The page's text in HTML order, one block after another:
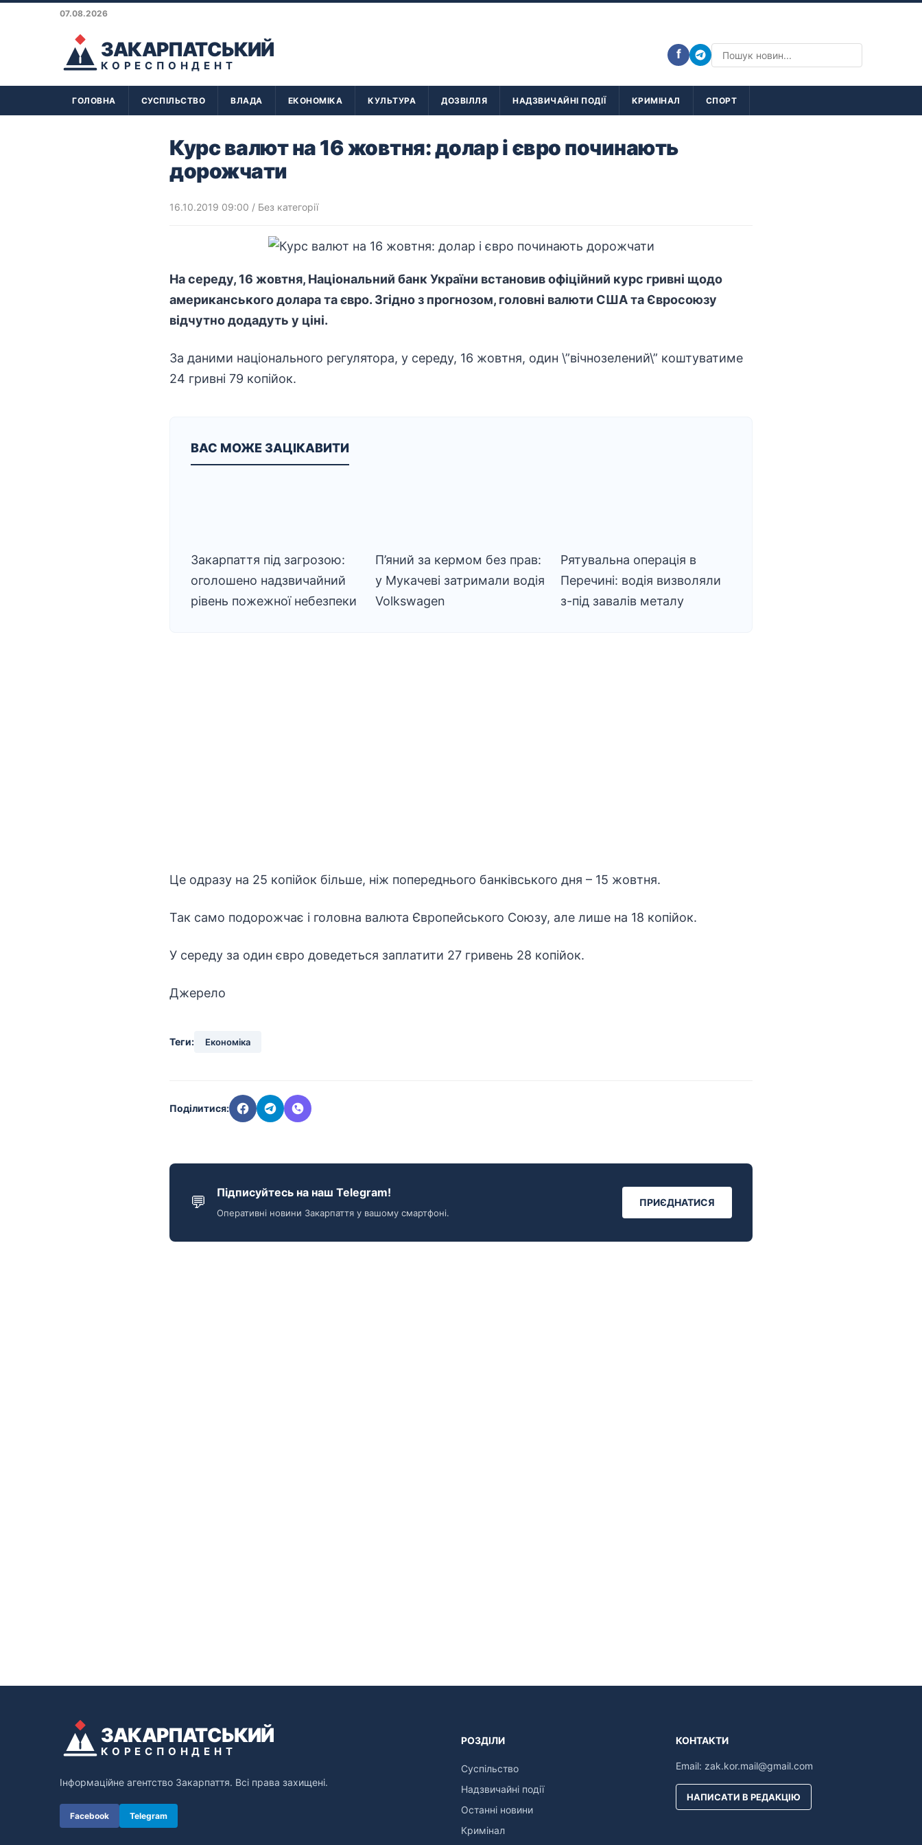
07.08.2026
ЗАКАРПАТСЬКИЙ
КОРЕСПОНДЕНТ
f
ГОЛОВНА СУСПІЛЬСТВО ВЛАДА ЕКОНОМІКА КУЛЬТУРА ДОЗВІЛЛЯ НАДЗВИЧАЙНІ ПОДІЇ КРИМІНАЛ СПОРТ
Курс валют на 16 жовтня: долар і євро починають
дорожчати
16.10.2019 09:00 / Без категорії
На середу, 16 жовтня, Національний банк України встановив офіційний курс гривні щодо
американського долара та євро. Згідно з прогнозом, головні валюти США та Євросоюзу
відчутно додадуть у ціні.
За даними національного регулятора, у середу, 16 жовтня, один \”вічнозелений\” коштуватиме
24 гривні 79 копійок.
ВАС МОЖЕ ЗАЦІКАВИТИ
Закарпаття під загрозою:
оголошено надзвичайний
рівень пожежної небезпеки
П’яний за кермом без прав:
у Мукачеві затримали водія
Volkswagen
Рятувальна операція в
Перечині: водія визволяли
з-під завалів металу
Це одразу на 25 копійок більше, ніж попереднього банківського дня – 15 жовтня.
Так само подорожчає і головна валюта Європейського Союзу, але лише на 18 копійок.
У середу за один євро доведеться заплатити 27 гривень 28 копійок.
Джерело
Теги: Економіка
Поділитися:
💬 Підписуйтесь на наш Telegram!
Оперативні новини Закарпаття у вашому смартфоні.
ПРИЄДНАТИСЯ
ЗАКАРПАТСЬКИЙ
КОРЕСПОНДЕНТ
Інформаційне агентство Закарпаття. Всі права захищені.
Facebook Telegram
РОЗДІЛИ
Суспільство
Надзвичайні події
Останні новини
Кримінал
КОНТАКТИ
Email: zak.kor.mail@gmail.com
НАПИСАТИ В РЕДАКЦІЮ